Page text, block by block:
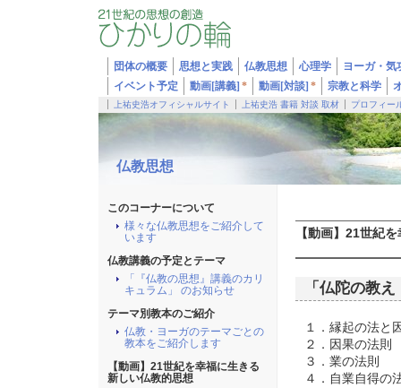
団体の概要 思想と実践 仏教思想 心理学
ヨーガ・気
イベント予定
動画[講義] * 動画[対談] * 宗教と科学
上祐史浩オフィシャルサイト 上祐史浩 書籍 対談 取材 プロフィー
仏教思想
【動画】21世紀
「仏陀の教
１．縁起の法
２．因果の法則
３．業の法則
４．自業自得の
このコーナーについて
様々な仏教思想をご紹介して
います
仏教講義の予定とテーマ
「『仏教の思想』講義のカリ
キュラム」 のお知らせ
テーマ別教本のご紹介
仏教・ヨーガのテーマごとの
教本をご紹介します
【動画】21世紀を幸福に生きる
新しい仏教的思想